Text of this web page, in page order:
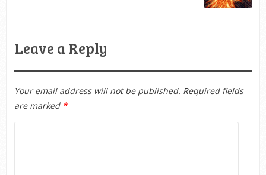
Leave a Reply
Your email address will not be published. Required fields
are marked *